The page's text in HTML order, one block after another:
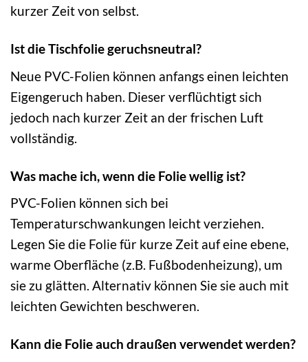
kurzer Zeit von selbst.
Ist die Tischfolie geruchsneutral?
Neue PVC-Folien können anfangs einen leichten
Eigengeruch haben. Dieser verflüchtigt sich
jedoch nach kurzer Zeit an der frischen Luft
vollständig.
Was mache ich, wenn die Folie wellig ist?
PVC-Folien können sich bei
Temperaturschwankungen leicht verziehen.
Legen Sie die Folie für kurze Zeit auf eine ebene,
warme Oberfläche (z.B. Fußbodenheizung), um
sie zu glätten. Alternativ können Sie sie auch mit
leichten Gewichten beschweren.
Kann die Folie auch draußen verwendet werden?